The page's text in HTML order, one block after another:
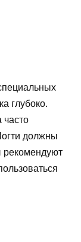
глубоко.
часто
должны